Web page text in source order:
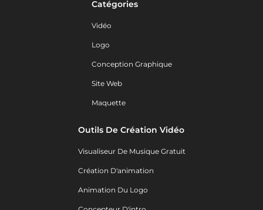
Catégories
Vidéo
Logo
Conception Graphique
Site Web
Maquette
Outils De Création Vidéo
Visualiseur De Musique Gratuit
Création D'animation
Animation Du Logo